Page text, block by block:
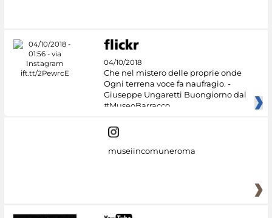
04/10/2018
Che nel mistero delle proprie onde
Ogni terrena voce fa naufragio. -
Giuseppe Ungaretti Buongiorno dal
#MuseoBarracco
museiincomuneroma